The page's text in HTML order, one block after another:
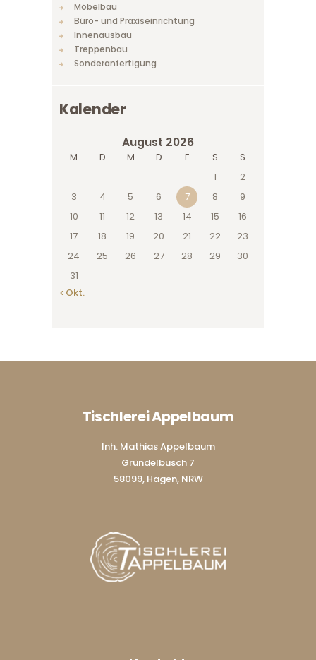
Möbelbau
Büro- und Praxiseinrichtung
Innenausbau
Treppenbau
Sonderanfertigung
Kalender
August 2026
M D M D F S
S
1
2
3
4 5 6 7 8
9
10
11 12 13 14 15
16
17
18 19 20 21 22
23
24
25 26 27 28 29
30
31
« Okt.
Tischlerei Appelbaum
Inh. Mathias Appelbaum
Gründelbusch 7
58099, Hagen, NRW